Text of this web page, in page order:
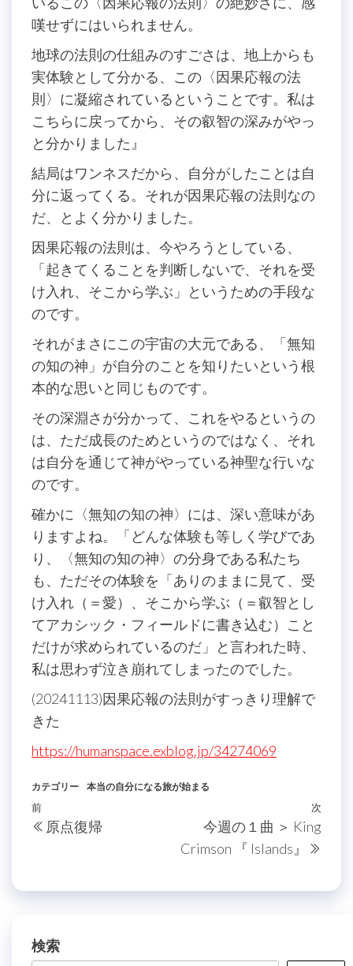
嘆せずにはいられません。
地球の法則の仕組みのすごさは、地上からも
実体験として分かる、この〈因果応報の法
則〉に凝縮されているということです。私は
こちらに戻ってから、その叡智の深みがやっ
と分かりました』
結局はワンネスだから、自分がしたことは自
分に返ってくる。それが因果応報の法則なの
だ、とよく分かりました。
因果応報の法則は、今やろうとしている、
「起きてくることを判断しないで、それを受
け入れ、そこから学ぶ」というための手段な
のです。
それがまさにこの宇宙の大元である、「無知
の知の神」が自分のことを知りたいという根
本的な思いと同じものです。
その深淵さが分かって、これをやるというの
は、ただ成長のためというのではなく、それ
は自分を通じて神がやっている神聖な行いな
のです。
確かに〈無知の知の神〉には、深い意味があ
りますよね。「どんな体験も等しく学びであ
り、〈無知の知の神〉の分身である私たち
も、ただその体験を「ありのままに見て、受
け入れ（＝愛）、そこから学ぶ（＝叡智とし
てアカシック・フィールドに書き込む）こと
だけが求められているのだ」と言われた時、
私は思わず泣き崩れてしまったのでした。
(20241113)因果応報の法則がすっきり理解で
きた
https://humanspace.exblog.jp/34274069
カテゴリー 本当の自分になる旅が始まる
投
稿
ビ
ー
過
去
前
原点復帰
次
次
今週の１曲 ＞ King
Crimson 『 Islands』
検索